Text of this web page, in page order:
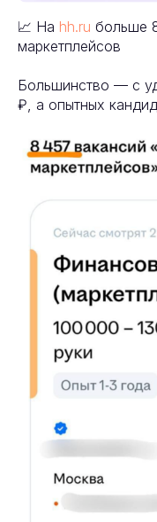
📈 На hh.ru больше
маркетплейсов
Большинство — с
₽, а опытных